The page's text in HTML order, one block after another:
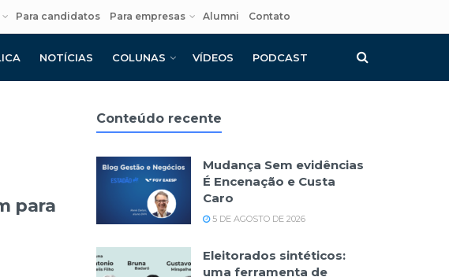
Para candidatos Para empresas Alumni Contato
NOTÍCIAS COLUNAS VÍDEOS PODCAST
para
Conteúdo recente
Mudança Sem evidências
É Encenação e Custa
Caro
5 DE AGOSTO DE 2026
Eleitorados sintéticos:
uma ferramenta de